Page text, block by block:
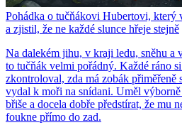
Pohádka o tučňákovi Hubertovi, který
a zjistil, že ne každé slunce hřeje stejně
Na dalekém jihu, v kraji ledu, sněhu a
to tučňák velmi pořádný. Každé ráno
zkontroloval, zda má zobák přiměřeně
vydal k moři na snídani. Uměl
břiše a docela dobře předstírat, že mu
foukne přímo do zad.